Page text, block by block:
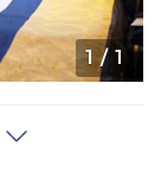
1 / 1